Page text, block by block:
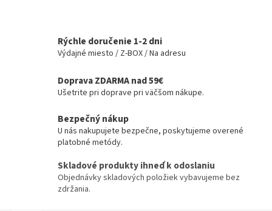
Rýchle doručenie 1-2 dni
Výdajné miesto / Z-BOX / Na adresu
Doprava ZDARMA nad 59€
Ušetrite pri doprave pri väčšom nákupe.
Bezpečný nákup
U nás nakupujete bezpečne, poskytujeme overené
platobné metódy.
Skladové produkty ihneď k odoslaniu
Objednávky skladových položiek vybavujeme bez
zdržania.